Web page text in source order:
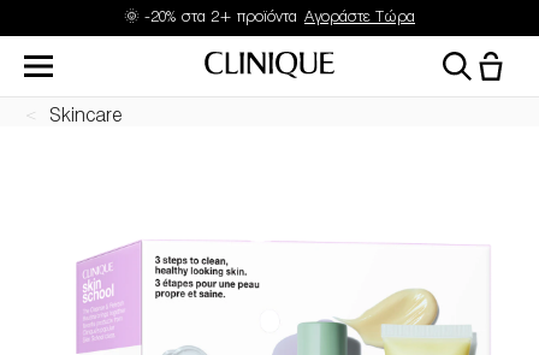
🌞 -20% στα 2+ προϊόντα Αγοράστε Τώρα
Skincare